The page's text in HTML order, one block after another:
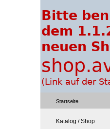
Startseite
Katalog / Shop